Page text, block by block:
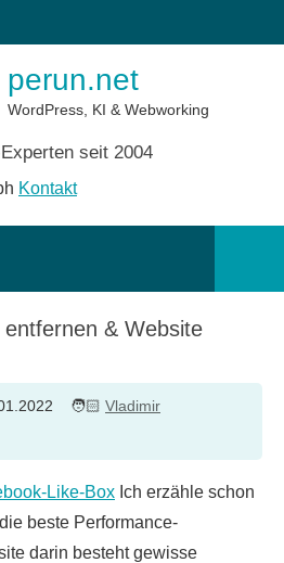
perun.net
WordPress, KI & Webworking
seit 2004
Kontakt
& Website
Vladimir
Ich erzähle schon
beste Performance-
darin besteht gewisse